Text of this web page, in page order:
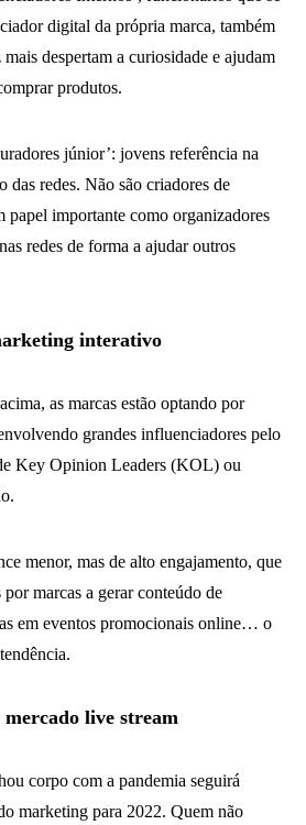
digital da própria marca, também
mais despertam a curiosidade e ajudam
produtos.
júnior’: jovens referência na
das redes. Não são criadores de
papel importante como organizadores
redes de forma a ajudar outros
interativo
as marcas estão optando por
grandes influenciadores pelo
Key Opinion Leaders (KOL) ou
menor, mas de alto engajamento, que
marcas a gerar conteúdo de
em eventos promocionais online… o
live stream
corpo com a pandemia seguirá
marketing para 2022. Quem não